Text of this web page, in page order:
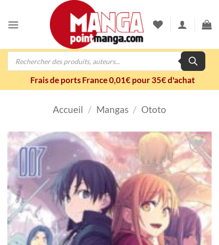
contenu
Recherche
Frais de ports France 0,01€ pour 35€ d'achat
Accueil / Mangas / Ototo
Ajouter
à la
wishlist